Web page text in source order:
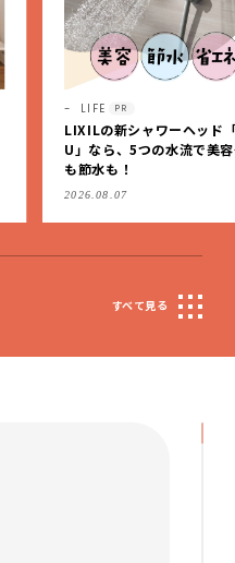
LIFE PR
LIXILの新シャワーヘッド
U」なら、5つの水流で美
も節水も！
2026.08.07
すべて見る